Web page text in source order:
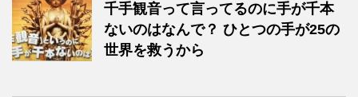
千手観音って言ってるのに手が千本
ないのはなんで？ ひとつの手が25の
世界を救うから